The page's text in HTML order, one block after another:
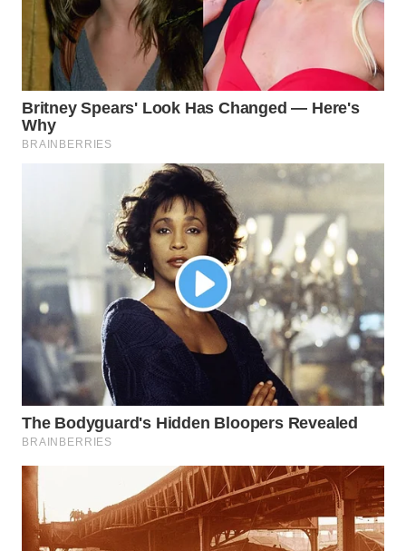
WN
CIREBON
WN
INDRAMAYU
WN
WN
SUBANG
WN
SUKABUMI
WN
PURWAKARTA
PRIANGAN
TIMUR